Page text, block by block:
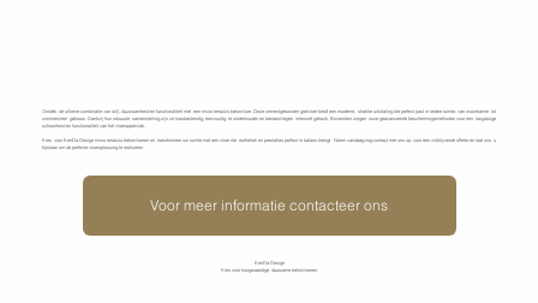
Ontdek de ultieme combinatie van stijl, duurzaamheid en functionaliteit met een micro terrazzo betonvloer. Deze cementgebonden gietvloer biedt een moderne, strakke uitstraling die perfect past in iedere ruimte, van woonkamer tot
commercieel gebouw. Dankzij hun robuuste samenstelling zijn ze krasbestendig, eenvoudig te onderhouden en bestand tegen intensief gebruik. Bovendien zorgen onze geavanceerde beschermingsmethoden voor een langdurige
schoonheid en functionaliteit van het vloeroppervlak.
Kies voor KenDa Design micro terrazzo betonvloeren en transformeer uw ruimte met een vloer die esthetiek en prestaties perfect in balans brengt. Neem vandaag nog contact met ons op voor een vrijblijvende offerte en laat ons u
bijstaan om de perfecte vloeroplossing te realiseren.
Voor meer informatie contacteer ons
KenDa Design
Kies voor hoogwaardige, duurzame betonvloeren.